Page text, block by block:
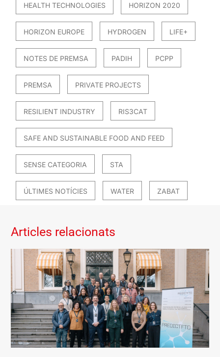
HEALTH TECHNOLOGIES HORIZON 2020
HORIZON EUROPE HYDROGEN LIFE+
NOTES DE PREMSA PADIH PCPP
PREMSA PRIVATE PROJECTS
RESILIENT INDUSTRY RIS3CAT
SAFE AND SUSTAINABLE FOOD AND FEED
SENSE CATEGORIA STA
ÚLTIMES NOTÍCIES WATER ZABAT
Articles relacionats